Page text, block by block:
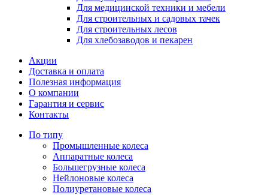
Для медицинской техники и мебели
Для строительных и садовых тачек
Для строительных лесов
Для хлебозаводов и пекарен
Акции
Доставка и оплата
Полезная информация
О компании
Гарантия и сервис
Контакты
По типу
Промышленные колеса
Аппаратные колеса
Большегрузные колеса
Нейлоновые колеса
Полиуретановые колеса